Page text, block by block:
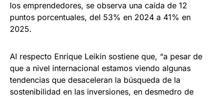
los emprendedores, se observa una caída de 12
puntos porcentuales, del 53% en 2024 a 41% en
2025.
Al respecto Enrique Leikin sostiene que, “a pesar de
que a nivel internacional estamos viendo algunas
tendencias que desaceleran la búsqueda de la
sostenibilidad en las inversiones, en desmedro de